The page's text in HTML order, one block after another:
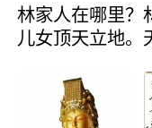
林家人在哪里？
儿女顶天立地。